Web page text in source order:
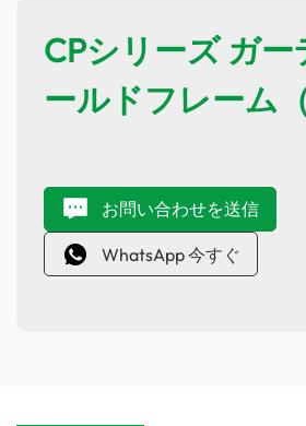
CPシリーズ ガー
ールドフレーム
お問い合わせを送信
WhatsApp 今すぐ